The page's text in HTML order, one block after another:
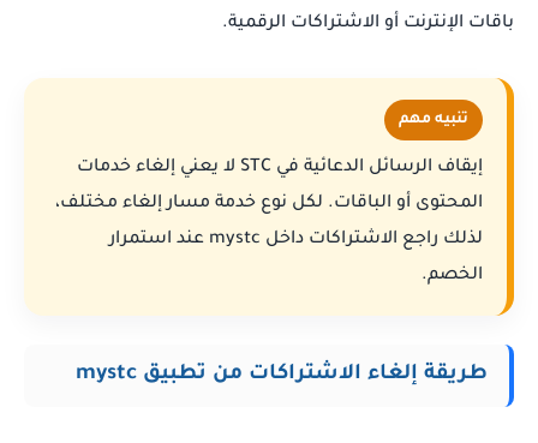
باقات الإنترنت أو الاشتراكات الرقمية.
تنبيه مهم
إيقاف الرسائل الدعائية في STC لا يعني إلغاء خدمات
المحتوى أو الباقات. لكل نوع خدمة مسار إلغاء مختلف،
لذلك راجع الاشتراكات داخل mystc عند استمرار
الخصم.
طريقة إلغاء الاشتراكات من تطبيق mystc